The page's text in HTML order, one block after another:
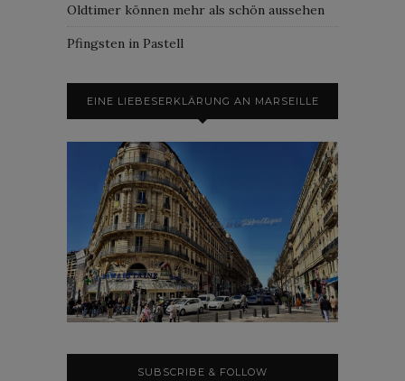
Oldtimer können mehr als schön aussehen
Pfingsten in Pastell
EINE LIEBESERKLÄRUNG AN MARSEILLE
SUBSCRIBE & FOLLOW